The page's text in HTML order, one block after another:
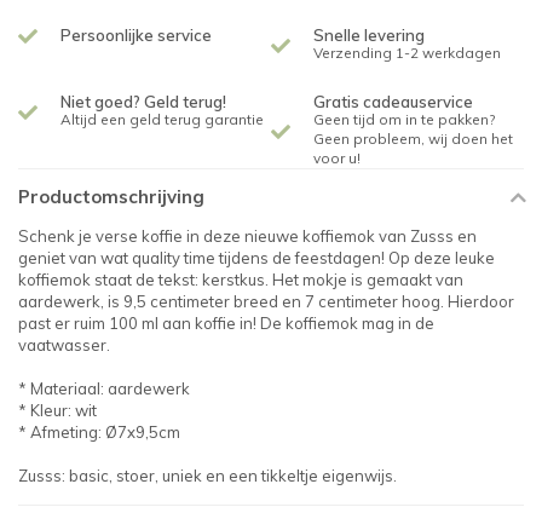
Persoonlijke service Snelle levering
Verzending 1-2 werkdagen
Niet goed? Geld terug!
Altijd een geld terug garantie
Gratis cadeauservice
Geen tijd om in te pakken?
Geen probleem, wij doen het
voor u!
Productomschrijving
Schenk je verse koffie in deze nieuwe koffiemok van Zusss en
geniet van wat quality time tijdens de feestdagen! Op deze leuke
koffiemok staat de tekst: kerstkus. Het mokje is gemaakt van
aardewerk, is 9,5 centimeter breed en 7 centimeter hoog. Hierdoor
past er ruim 100 ml aan koffie in! De koffiemok mag in de
vaatwasser.
* Materiaal: aardewerk
* Kleur: wit
* Afmeting: Ø7x9,5cm
Zusss: basic, stoer, uniek en een tikkeltje eigenwijs.